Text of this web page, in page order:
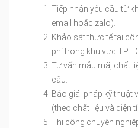
Tiếp nhận yêu cầu từ
email hoặc zalo).
Khảo sát thực tế tại
phí trong khu vực
Tư vấn mẫu mã, chất
cầu.
Báo giải pháp kỹ thuật
(theo chất liệu và diện
Thi công chuyên